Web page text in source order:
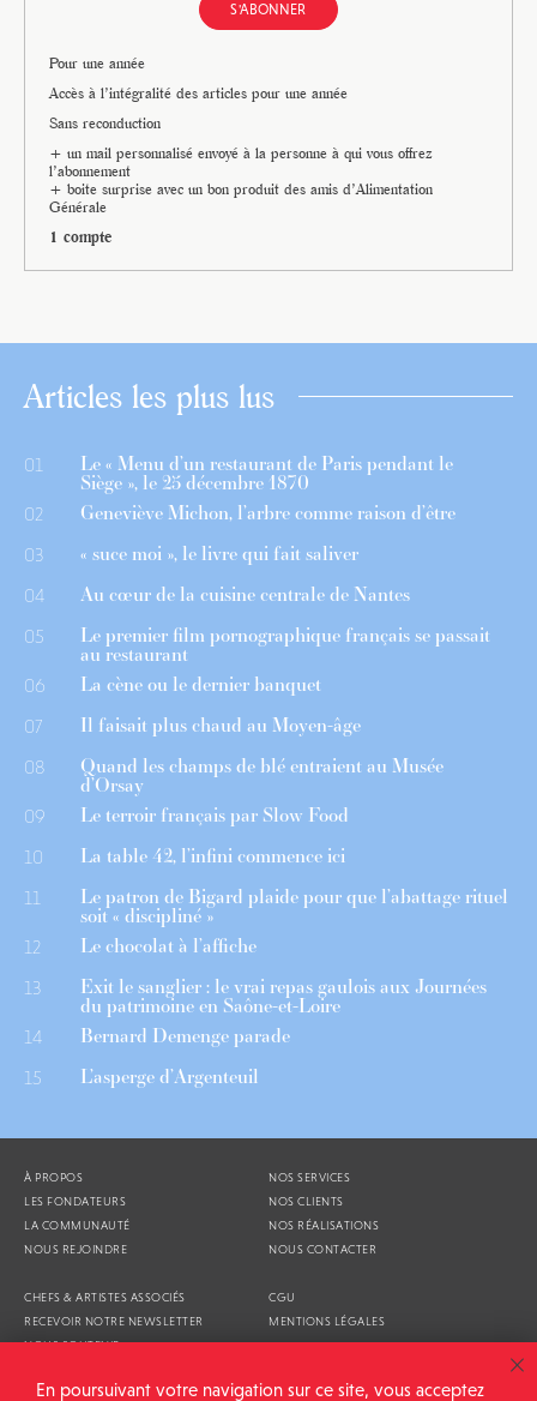
S'ABONNER
Pour une année
Accès à l’intégralité des articles pour une année
Sans reconduction
+ un mail personnalisé envoyé à la personne à qui vous offrez
l’abonnement
+ boite surprise avec un bon produit des amis d’Alimentation
Générale
1 compte
Articles les plus lus
01 Le « Menu d’un restaurant de Paris pendant le
Siège », le 25 décembre 1870
02 Geneviève Michon, l’arbre comme raison d’être
03 « suce moi », le livre qui fait saliver
04 Au cœur de la cuisine centrale de Nantes
05 Le premier film pornographique français se passait
au restaurant
06 La cène ou le dernier banquet
07 Il faisait plus chaud au Moyen-âge
08 Quand les champs de blé entraient au Musée
d’Orsay
09 Le terroir français par Slow Food
10 La table 42, l’infini commence ici
11 Le patron de Bigard plaide pour que l’abattage rituel
soit « discipliné »
12 Le chocolat à l’affiche
13 Exit le sanglier : le vrai repas gaulois aux Journées
du patrimoine en Saône-et-Loire
14 Bernard Demenge parade
15 L’asperge d’Argenteuil
À PROPOS
LES FONDATEURS
LA COMMUNAUTÉ
NOUS REJOINDRE
NOS SERVICES
NOS CLIENTS
NOS RÉALISATIONS
NOUS CONTACTER
CHEFS & ARTISTES ASSOCIÉS
RECEVOIR NOTRE NEWSLETTER
NOUS SOUTENIR
CGU
MENTIONS LÉGALES
En poursuivant votre navigation sur ce site, vous acceptez